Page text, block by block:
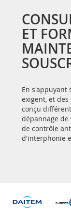
ET
En s'appuyant
exigent, et des
conçu
dépannage de
de contrôle
d'interphonie